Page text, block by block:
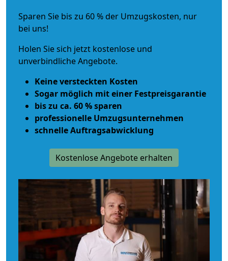
Sparen Sie bis zu 60 % der Umzugskosten, nur
bei uns!
Holen Sie sich jetzt kostenlose und
unverbindliche Angebote.
Keine versteckten Kosten
Sogar möglich mit einer Festpreisgarantie
bis zu ca. 60 % sparen
professionelle Umzugsunternehmen
schnelle Auftragsabwicklung
Kostenlose Angebote erhalten